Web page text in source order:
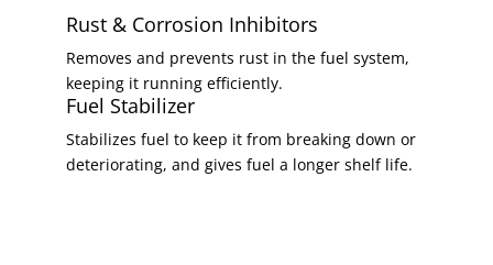
Rust & Corrosion Inhibitors
Removes and prevents rust in the fuel system,
keeping it running efficiently.
Fuel Stabilizer
Stabilizes fuel to keep it from breaking down or
deteriorating, and gives fuel a longer shelf life.